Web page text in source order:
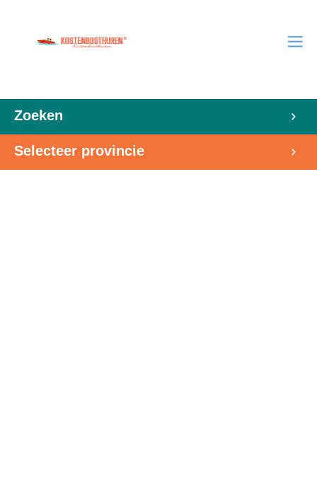
Zoeken
Selecteer provincie